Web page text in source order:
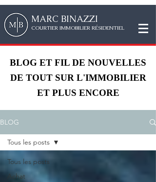
MARC BINAZZI
COURTIER IMMOBILIER RÉSIDENTIEL
BLOG ET FIL DE NOUVELLES
DE TOUT SUR L'IMMOBILIER
ET PLUS ENCORE
BLOG
Tous les posts
Achat
Tous les posts